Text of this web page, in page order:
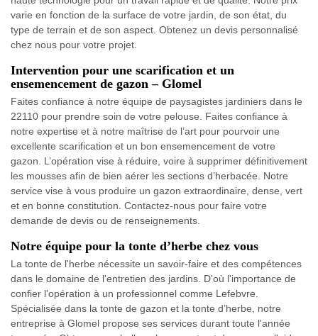
varie en fonction de la surface de votre jardin, de son état, du
type de terrain et de son aspect. Obtenez un devis personnalisé
chez nous pour votre projet.
Intervention pour une scarification et un
ensemencement de gazon – Glomel
Faites confiance à notre équipe de paysagistes jardiniers dans le
22110 pour prendre soin de votre pelouse. Faites confiance à
notre expertise et à notre maîtrise de l’art pour pourvoir une
excellente scarification et un bon ensemencement de votre
gazon. L’opération vise à réduire, voire à supprimer définitivement
les mousses afin de bien aérer les sections d’herbacée. Notre
service vise à vous produire un gazon extraordinaire, dense, vert
et en bonne constitution. Contactez-nous pour faire votre
demande de devis ou de renseignements.
Notre équipe pour la tonte d’herbe chez vous
La tonte de l'herbe nécessite un savoir-faire et des compétences
dans le domaine de l'entretien des jardins. D'où l'importance de
confier l'opération à un professionnel comme Lefebvre.
Spécialisée dans la tonte de gazon et la tonte d’herbe, notre
entreprise à Glomel propose ses services durant toute l'année